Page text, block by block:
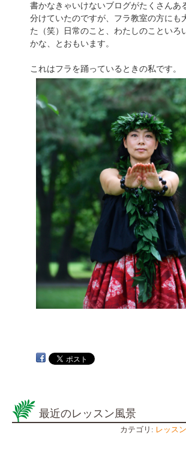
書かなきゃいけないブログがたくさんあ
分けていたのですが、フラ教室の方にも
た（笑）日常のこと、わたしのこといろ
かな、とおもいます。
これはフラを踊っているときの私です。
最近のレッスン風景
カテゴリ: レッス